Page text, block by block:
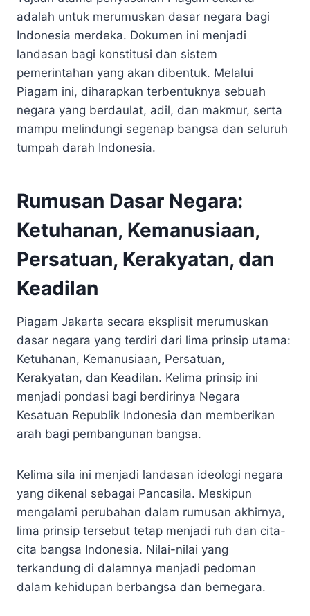
adalah untuk merumuskan dasar negara bagi
Indonesia merdeka. Dokumen ini menjadi
landasan bagi konstitusi dan sistem
pemerintahan yang akan dibentuk. Melalui
Piagam ini, diharapkan terbentuknya sebuah
negara yang berdaulat, adil, dan makmur, serta
mampu melindungi segenap bangsa dan seluruh
tumpah darah Indonesia.
Rumusan Dasar Negara:
Ketuhanan, Kemanusiaan,
Persatuan, Kerakyatan, dan
Keadilan
Piagam Jakarta secara eksplisit merumuskan
dasar negara yang terdiri dari lima prinsip utama:
Ketuhanan, Kemanusiaan, Persatuan,
Kerakyatan, dan Keadilan. Kelima prinsip ini
menjadi pondasi bagi berdirinya Negara
Kesatuan Republik Indonesia dan memberikan
arah bagi pembangunan bangsa.
Kelima sila ini menjadi landasan ideologi negara
yang dikenal sebagai Pancasila. Meskipun
mengalami perubahan dalam rumusan akhirnya,
lima prinsip tersebut tetap menjadi ruh dan cita-
cita bangsa Indonesia. Nilai-nilai yang
terkandung di dalamnya menjadi pedoman
dalam kehidupan berbangsa dan bernegara.